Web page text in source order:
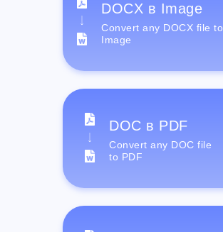
DOCX в Image
Convert any DOCX file to
Image
DOC в PDF
Convert any DOC file
to PDF